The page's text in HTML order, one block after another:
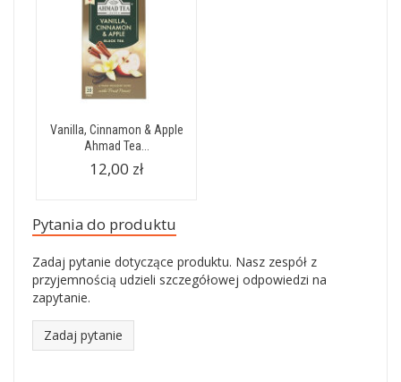
Vanilla, Cinnamon & Apple
Ahmad Tea...
12,00 zł
Pytania do produktu
Zadaj pytanie dotyczące produktu. Nasz zespół z
przyjemnością udzieli szczegółowej odpowiedzi na
zapytanie.
Zadaj pytanie